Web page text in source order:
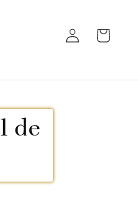
Iniciar
sesión
Carrito
de